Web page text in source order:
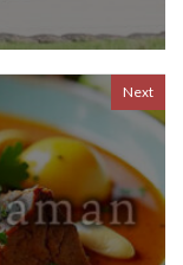
Next